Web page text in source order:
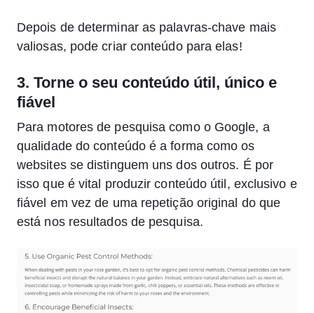
Depois de determinar as palavras-chave mais
valiosas, pode criar conteúdo para elas!
3. Torne o seu conteúdo útil, único e
fiável
Para motores de pesquisa como o Google, a
qualidade do conteúdo é a forma como os
websites se distinguem uns dos outros. É por
isso que é vital produzir conteúdo útil, exclusivo e
fiável em vez de uma repetição original do que
está nos resultados de pesquisa.